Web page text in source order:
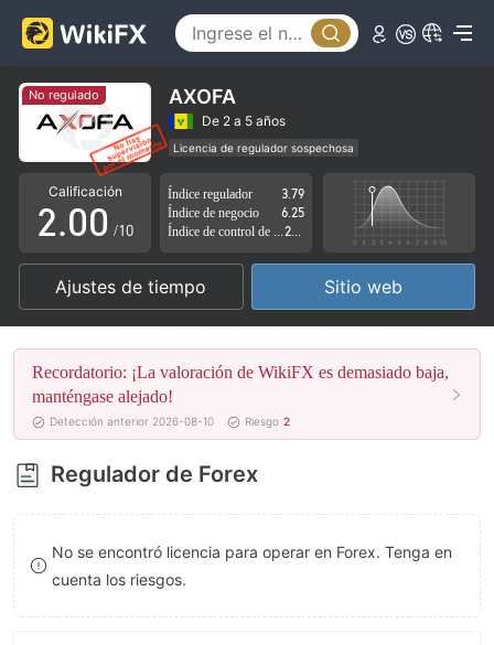
No regulado AXOFA
De 2 a 5 años
Licencia de regulador sospechosa
Zona de negocio sospechoso
Riesgo potencial alto
Calificación
0
1
2
3
4
5
6
7
8
9
.0
1
2
3
4
5
6
7
8
9
0
1
2
3
4
5
6
7
8
9
/10
Índice regulador
3.79
Índice de negocio
6.25
Ajustes de tiempo Sitio web
Recordatorio: ¡La valoración de WikiFX es demasiado baja,
manténgase alejado!
Detección anterior 2026-08-10 Riesgo 2
Regulador de Forex
No se encontró licencia para operar en Forex. Tenga en
cuenta los riesgos.